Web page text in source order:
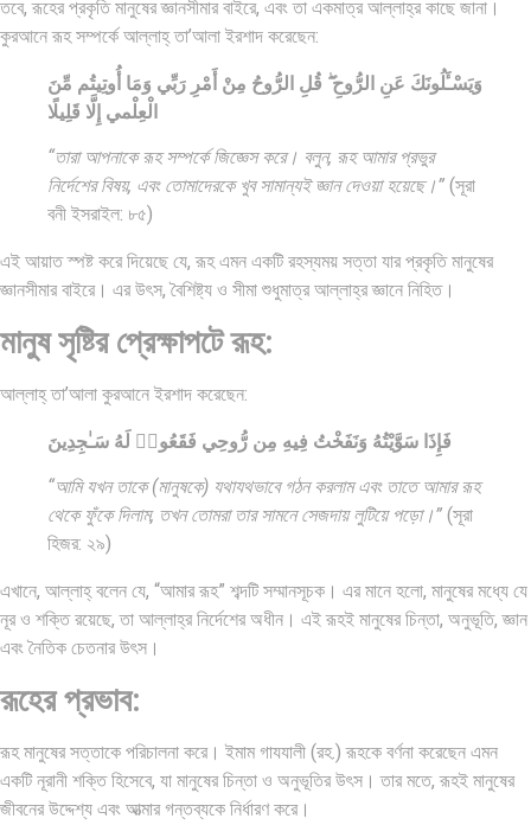
তবে, রূহের প্রকৃতি মানুষের জ্ঞানসীমার বাইরে, এবং তা একমাত্র আল্লাহ্‌র কাছে জানা।
কুরআনে রূহ সম্পর্কে আল্লাহ্‌ তা’আলা ইরশাদ করেছেন:
وَيَسْـَٔلُونَكَ عَنِ الرُّوحِ ۖ قُلِ الرُّوحُ مِنْ أَمْرِ رَبِّي وَمَا أُوتِيتُم مِّنَ
الْعِلْمي إِلَّا قَلِيلًا
“তারা আপনাকে রূহ সম্পর্কে জিজ্ঞেস করে। বলুন, রূহ আমার প্রভুর
নির্দেশের বিষয়, এবং তোমাদেরকে খুব সামান্যই জ্ঞান দেওয়া হয়েছে।” (সূরা
বনী ইসরাইল: ৮৫)
এই আয়াত স্পষ্ট করে দিয়েছে যে, রূহ এমন একটি রহস্যময় সত্তা যার প্রকৃতি মানুষের
জ্ঞানসীমার বাইরে। এর উৎস, বৈশিষ্ট্য ও সীমা শুধুমাত্র আল্লাহ্‌র জ্ঞানে নিহিত।
মানুষ সৃষ্টির প্রেক্ষাপটে রূহ:
আল্লাহ্‌ তা’আলা কুরআনে ইরশাদ করেছেন:
فَإِذَا سَوَّيْتُهُ وَنَفَخْتُ فِيهِ مِن رُّوحِي فَقَعُوا۟ لَهُ سَـٰجِدِينَ
“আমি যখন তাকে (মানুষকে) যথাযথভাবে গঠন করলাম এবং তাতে আমার রূহ
থেকে ফুঁকে দিলাম, তখন তোমরা তার সামনে সেজদায় লুটিয়ে পড়ো।” (সূরা
হিজর: ২৯)
এখানে, আল্লাহ্‌ বলেন যে, “আমার রূহ” শব্দটি সম্মানসূচক। এর মানে হলো, মানুষের মধ্যে যে
নূর ও শক্তি রয়েছে, তা আল্লাহ্‌র নির্দেশের অধীন। এই রূহই মানুষের চিন্তা, অনুভূতি, জ্ঞান
এবং নৈতিক চেতনার উৎস।
রূহের প্রভাব:
রূহ মানুষের সত্তাকে পরিচালনা করে। ইমাম গাযযালী (রহ.) রূহকে বর্ণনা করেছেন এমন
একটি নূরানী শক্তি হিসেবে, যা মানুষের চিন্তা ও অনুভূতির উৎস। তার মতে, রূহই মানুষের
জীবনের উদ্দেশ্য এবং আত্মার গন্তব্যকে নির্ধারণ করে।